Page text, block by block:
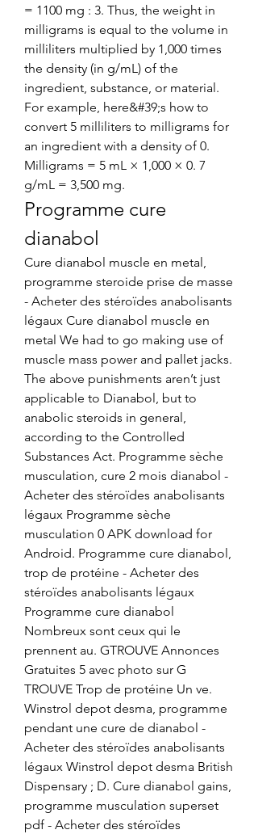
= 1100 mg : 3. Thus, the weight in
milligrams is equal to the volume in
milliliters multiplied by 1,000 times
the density (in g/mL) of the
ingredient, substance, or material.
For example, here&#39;s how to
convert 5 milliliters to milligrams for
an ingredient with a density of 0.
Milligrams = 5 mL × 1,000 × 0. 7
g/mL = 3,500 mg.
Programme cure
dianabol
Cure dianabol muscle en metal,
programme steroide prise de masse
- Acheter des stéroïdes anabolisants
légaux Cure dianabol muscle en
metal We had to go making use of
muscle mass power and pallet jacks.
The above punishments aren’t just
applicable to Dianabol, but to
anabolic steroids in general,
according to the Controlled
Substances Act. Programme sèche
musculation, cure 2 mois dianabol -
Acheter des stéroïdes anabolisants
légaux Programme sèche
musculation 0 APK download for
Android. Programme cure dianabol,
trop de protéine - Acheter des
stéroïdes anabolisants légaux
Programme cure dianabol
Nombreux sont ceux qui le
prennent au. GTROUVE Annonces
Gratuites 5 avec photo sur G
TROUVE Trop de protéine Un ve.
Winstrol depot desma, programme
pendant une cure de dianabol -
Acheter des stéroïdes anabolisants
légaux Winstrol depot desma British
Dispensary ; D. Cure dianabol gains,
programme musculation superset
pdf - Acheter des stéroïdes